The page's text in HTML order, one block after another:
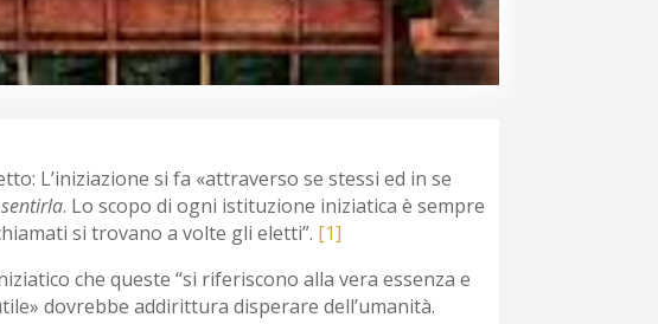
L’iniziazione si fa «attraverso se stessi ed in se
sentirla. Lo scopo di ogni istituzione iniziatica è sempre
si trovano a volte gli eletti”. [1]
che queste “si riferiscono alla vera essenza e
dovrebbe addirittura disperare dell’umanità.